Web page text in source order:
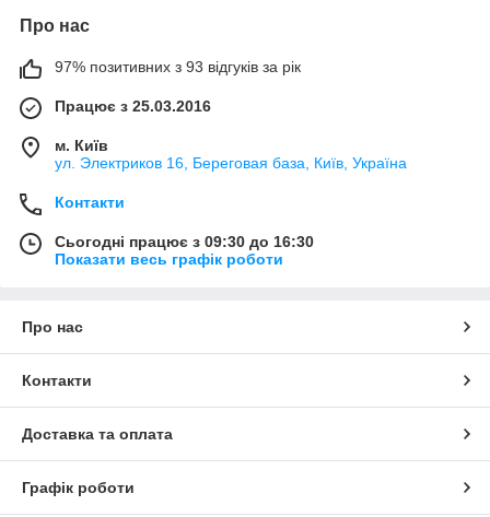
Про нас
97% позитивних з 93 відгуків за рік
Працює з 25.03.2016
м. Київ
ул. Электриков 16, Береговая база, Київ, Україна
Контакти
Сьогодні працює з 09:30 до 16:30
Показати весь графік роботи
Про нас
Контакти
Доставка та оплата
Графік роботи